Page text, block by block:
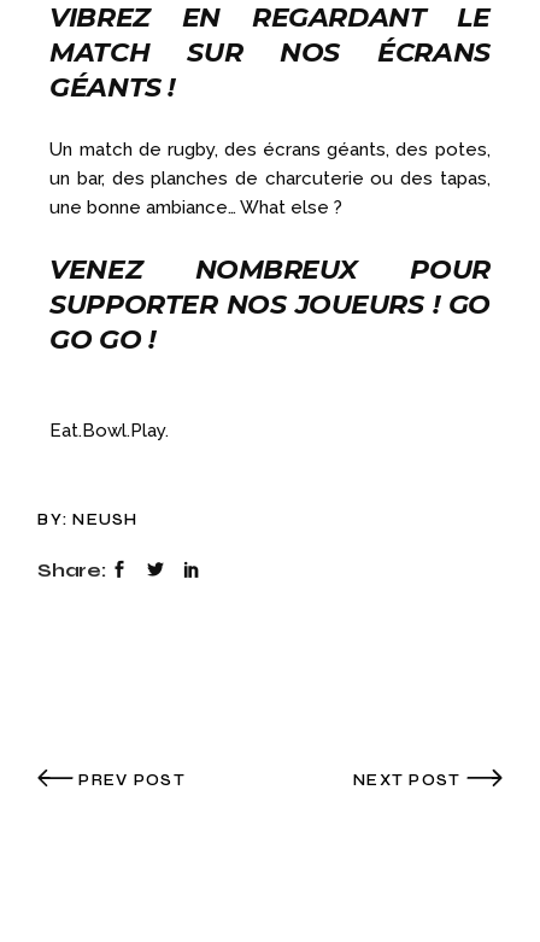
VIBREZ EN REGARDANT LE
MATCH SUR NOS ÉCRANS
GÉANTS !
Un match de rugby, des écrans géants, des potes,
un bar, des planches de charcuterie ou des tapas,
une bonne ambiance… What else ?
VENEZ NOMBREUX POUR
SUPPORTER NOS JOUEURS ! GO
GO GO !
Eat.Bowl.Play.
BY: NEUSH
Share:
PREV POST NEXT POST